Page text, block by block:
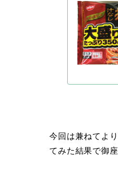
今回は兼ねてよ
てみた結果で御座